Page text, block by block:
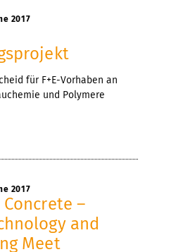
2017
für F+E-Vorhaben an
und Polymere
2017
Concrete –
and
Meet